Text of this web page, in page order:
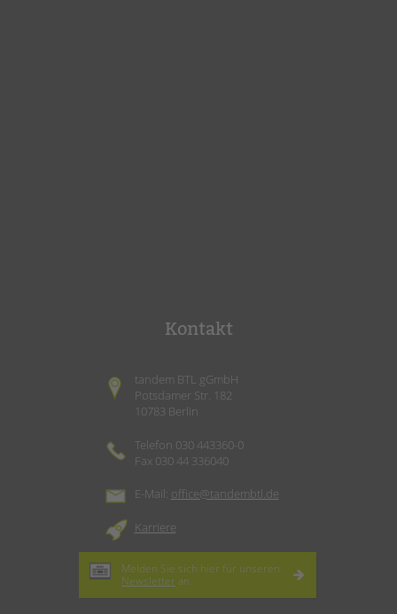
Kontakt
tandem BTL gGmbH
Potsdamer Str. 182
10783 Berlin
Telefon 030 443360-0
Fax 030 44 336040
E-Mail: office@tandembtl.de
Karriere
Melden Sie sich hier für unseren
Newsletter an.